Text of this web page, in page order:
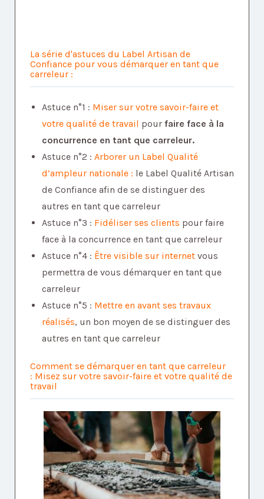
La série d'astuces du Label Artisan de
Confiance pour vous démarquer en tant que
carreleur :
Astuce n°1 : Miser sur votre savoir-faire et
votre qualité de travail pour faire face à la
concurrence en tant que carreleur.
Astuce n°2 : Arborer un Label Qualité
d’ampleur nationale : le Label Qualité Artisan
de Confiance afin de se distinguer des
autres en tant que carreleur
Astuce n°3 : Fidéliser ses clients pour faire
face à la concurrence en tant que carreleur
Astuce n°4 : Être visible sur internet vous
permettra de vous démarquer en tant que
carreleur
Astuce n°5 : Mettre en avant ses travaux
réalisés, un bon moyen de se distinguer des
autres en tant que carreleur
Comment se démarquer en tant que carreleur
: Misez sur votre savoir-faire et votre qualité de
travail